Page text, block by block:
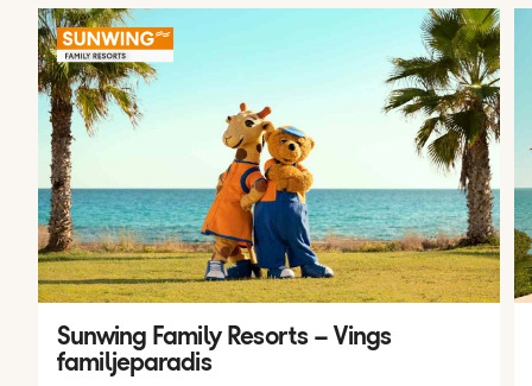
Sunwing Family Resorts – Vings
familjeparadis